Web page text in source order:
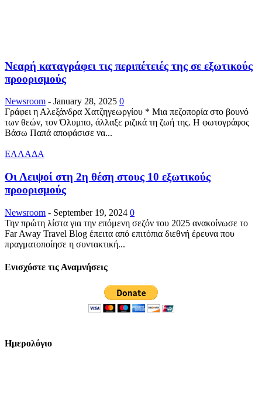
Nεαρή καταγράφει τις περιπέτειές της σε εξωτικούς
προορισμούς
Newsroom - January 28, 2025 0
Γράφει η Αλεξάνδρα Χατζηγεωργίου * Μια πεζοπορία στο βουνό
των θεών, τον Όλυμπο, άλλαξε ριζικά τη ζωή της. Η φωτογράφος
Βάσω Παπά αποφάσισε να...
ΕΛΛΑΔΑ
Οι Λειψοί στη 2η θέση στους 10 εξωτικούς
προορισμούς
Newsroom - September 19, 2024 0
Την πρώτη λίστα για την επόμενη σεζόν του 2025 ανακοίνωσε το
Far Away Travel Blog έπειτα από επιτόπια διεθνή έρευνα που
πραγματοποίησε η συντακτική...
Ενισχύστε τις Αναμνήσεις
Ημερολόγιο